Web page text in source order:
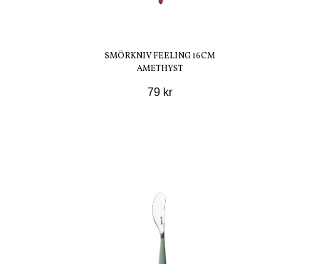
SMÖRKNIV FEELING 16CM
AMETHYST
79 kr